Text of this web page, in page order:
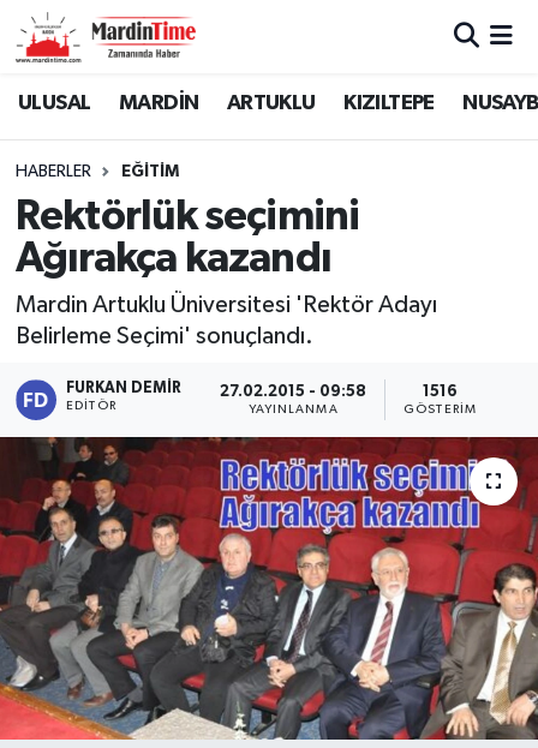
ULUSAL MARDİN ARTUKLU KIZILTEPE
HABERLER EĞİTİM
Rektörlük seçimini
Ağırakça kazandı
Mardin Artuklu Üniversitesi 'Rektör Adayı
Belirleme Seçimi' sonuçlandı.
FURKAN DEMIR
EDITÖR
27.02.2015 - 09:58
YAYINLANMA
1516
GÖSTERIM
Mardin Nöbetçi Eczaneler
Mardin Namaz Vakitleri
Mardin Trafik Yoğunluk Haritası
Süper Lig Puan Durumu ve Fikstür
Tüm Manşetler
Son Dakika Haberleri
Haber Arşivi